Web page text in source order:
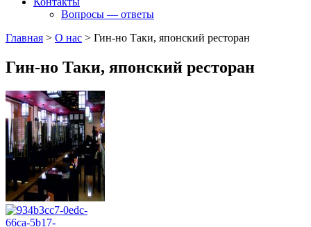
Вопросы — ответы
Главная > О нас > Гин-но Таки, японский ресторан
Гин-но Таки, японский ресторан